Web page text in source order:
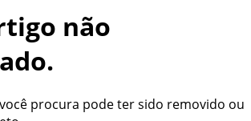
não
procura pode ter sido removido ou